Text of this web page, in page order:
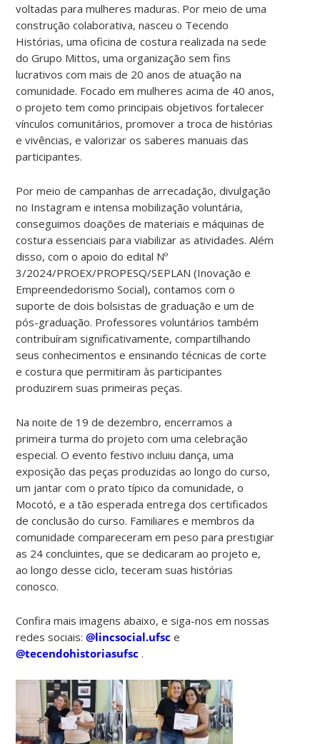
voltadas para mulheres maduras. Por meio de uma
construção colaborativa, nasceu o Tecendo
Histórias, uma oficina de costura realizada na sede
do Grupo Mittos, uma organização sem fins
lucrativos com mais de 20 anos de atuação na
comunidade. Focado em mulheres acima de 40 anos,
o projeto tem como principais objetivos fortalecer
vínculos comunitários, promover a troca de histórias
e vivências, e valorizar os saberes manuais das
participantes.
Por meio de campanhas de arrecadação, divulgação
no Instagram e intensa mobilização voluntária,
conseguimos doações de materiais e máquinas de
costura essenciais para viabilizar as atividades. Além
disso, com o apoio do edital Nº
3/2024/PROEX/PROPESQ/SEPLAN (Inovação e
Empreendedorismo Social), contamos com o
suporte de dois bolsistas de graduação e um de
pós-graduação. Professores voluntários também
contribuíram significativamente, compartilhando
seus conhecimentos e ensinando técnicas de corte
e costura que permitiram às participantes
produzirem suas primeiras peças.
Na noite de 19 de dezembro, encerramos a
primeira turma do projeto com uma celebração
especial. O evento festivo incluiu dança, uma
exposição das peças produzidas ao longo do curso,
um jantar com o prato típico da comunidade, o
Mocotó, e a tão esperada entrega dos certificados
de conclusão do curso. Familiares e membros da
comunidade compareceram em peso para prestigiar
as 24 concluintes, que se dedicaram ao projeto e,
ao longo desse ciclo, teceram suas histórias
conosco.
Confira mais imagens abaixo, e siga-nos em nossas
redes sociais:@lincsocial.ufsc e
@tecendohistoriasufsc .